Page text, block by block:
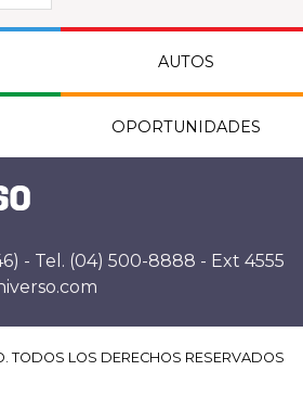
AUTOS
OPORTUNIDADES
- Tel. (04) 500-8888 - Ext 4555
TODOS LOS DERECHOS RESERVADOS